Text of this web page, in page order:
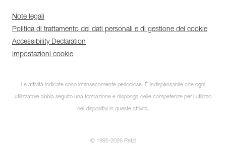
Note legali
Politica di trattamento dei dati personali e di gestione dei cookie
Accessibility Declaration
Impostazioni cookie
Le attività indicate sono intrinsecamente pericolose. È indispensabile che ogni
utilizzatore abbia seguito una formazione e disponga delle competenze per l’utilizzo
dei dispositivi in queste attività.
© 1995-2026 Petzl